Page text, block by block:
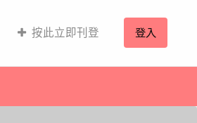
按此立即刊登 登入